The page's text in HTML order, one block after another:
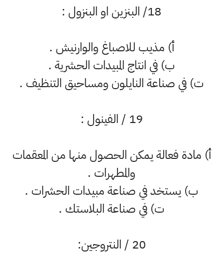
18/ البنزين او البنزول :
أ‌) مذيب للاصباغ والوارنيش .
ب‌) في انتاج المبيدات الحشرية .
ت‌) في صناعة النايلون ومساحيق التنظيف .
19 / الفينول :
أ‌) مادة فعالة يمكن الحصول منها من المعقمات
والمطهرات .
ب‌) يستخد في صناعة مبيدات الحشرات .
ت‌) في صناعة البلاستك .
20 / النتروجين: